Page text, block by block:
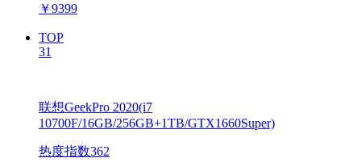
￥9399
TOP
31
联想GeekPro 2020(i7
10700F/16GB/256GB+1TB/GTX1660Super)
热度指数362